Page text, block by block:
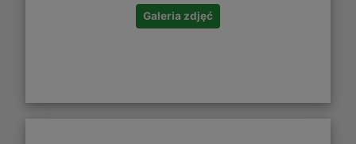
Galeria zdjęć